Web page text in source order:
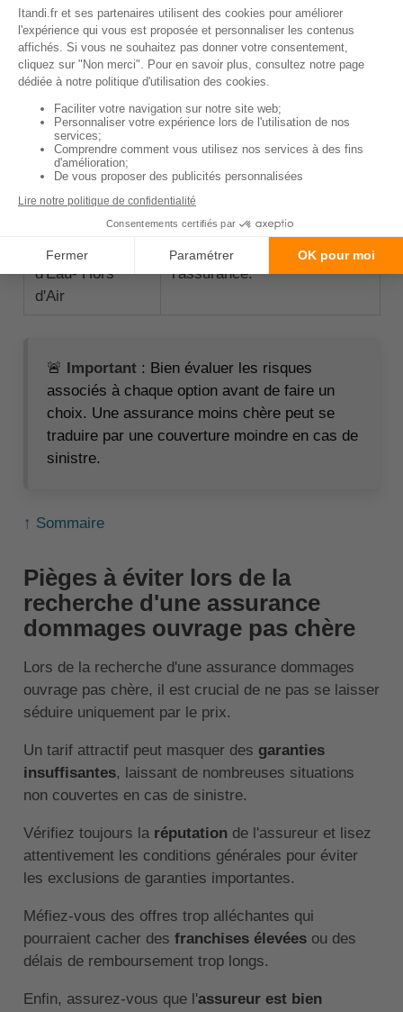
étude de sol
cas de problèmes liés au
sol.
Dommages
ouvrage sans
contrôle
technique
Option moins chère, mais
qui peut entraîner des
problèmes en cas de
malfaçons non détectées.
Dommages
Ouvrage :
Partielle - Clos
Couvert - Hors
d'Eau- Hors
d'Air
Option qui permet de ne
couvrir que certaines phases
de la construction, ce qui
peut réduire le coût de
l'assurance.
🚨 Important: Bien évaluer les risques
associés à chaque option avant de faire un
choix. Une assurance moins chère peut se
traduire par une couverture moindre en cas de
sinistre.
↑ Sommaire
Pièges à éviter lors de la
recherche d'une assurance
dommages ouvrage pas chère
Lors de la recherche d'une assurance dommages
ouvrage pas chère, il est crucial de ne pas se laisser
séduire uniquement par le prix.
Un tarif attractif peut masquer des garanties
insuffisantes, laissant de nombreuses situations
non couvertes en cas de sinistre.
Vérifiez toujours la réputation de l'assureur et lisez
attentivement les conditions générales pour éviter
les exclusions de garanties importantes.
Méfiez-vous des offres trop alléchantes qui
pourraient cacher des franchises élevées ou des
délais de remboursement trop longs.
Enfin, assurez-vous que l'assureur est bien